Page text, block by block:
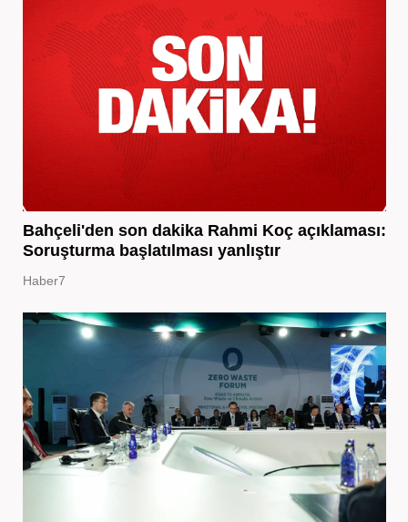
Bahçeli'den son dakika Rahmi Koç açıklaması:
Soruşturma başlatılması yanlıştır
Haber7